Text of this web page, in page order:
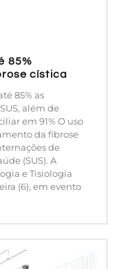
85%
cística
85% as
além de
em 91% O uso
da fibrose
de
(SUS). A
e Tisiologia
(6), em evento